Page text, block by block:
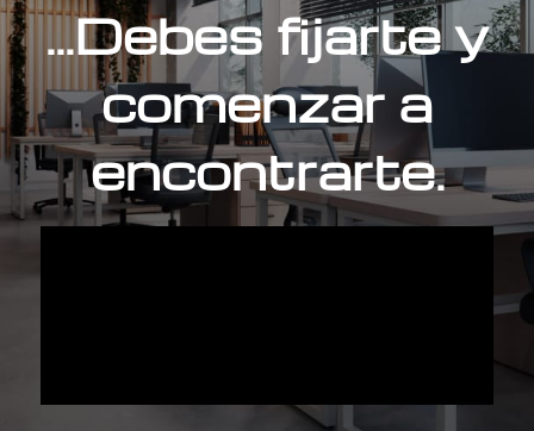
...Debes fijarte y
comenzar a
encontrarte.